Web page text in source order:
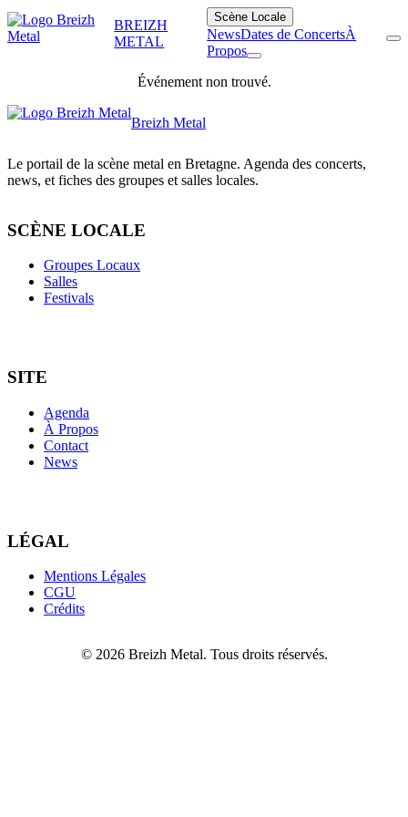
BREIZH
METAL
Scène Locale
NewsDates de ConcertsÀ
Propos
Événement non trouvé.
Breizh Metal
Le portail de la scène metal en Bretagne. Agenda des concerts,
news, et fiches des groupes et salles locales.
SCÈNE LOCALE
Groupes Locaux
Salles
Festivals
SITE
Agenda
À Propos
Contact
News
LÉGAL
Mentions Légales
CGU
Crédits
© 2026 Breizh Metal. Tous droits réservés.